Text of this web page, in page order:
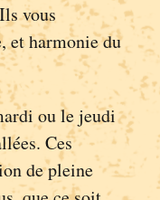
vous
et harmonie du
ou le jeudi
Ces
de pleine